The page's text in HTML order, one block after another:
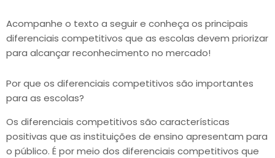
Acompanhe o texto a seguir e conheça os principais
diferenciais competitivos que as escolas devem priorizar
para alcançar reconhecimento no mercado!
Por que os diferenciais competitivos são importantes
para as escolas?
Os diferenciais competitivos são características
positivas que as instituições de ensino apresentam para
o público. É por meio dos diferenciais competitivos que